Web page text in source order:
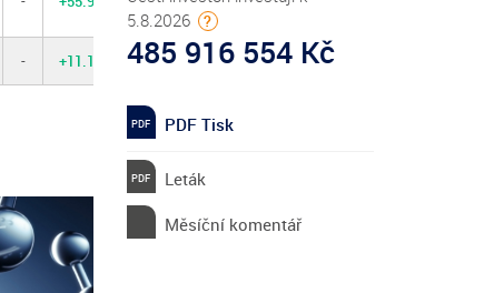
- +11.12%
5.8.2026
?
485 916 554 Kč
PDF Tisk
Leták
Měsíční komentář